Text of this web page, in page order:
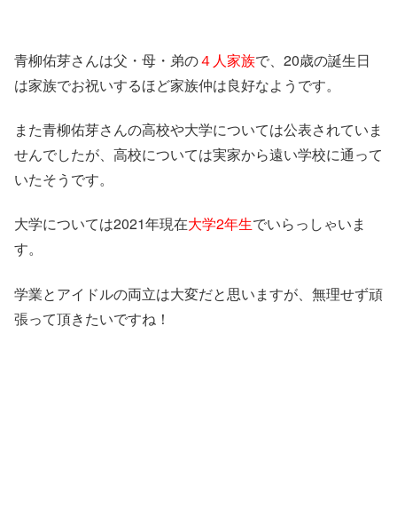
青柳佑芽さんは父・母・弟の４人家族で、20歳の誕生日
は家族でお祝いするほど家族仲は良好なようです。
また青柳佑芽さんの高校や大学については公表されていま
せんでしたが、高校については実家から遠い学校に通って
いたそうです。
大学については2021年現在大学2年生でいらっしゃいま
す。
学業とアイドルの両立は大変だと思いますが、無理せず頑
張って頂きたいですね！